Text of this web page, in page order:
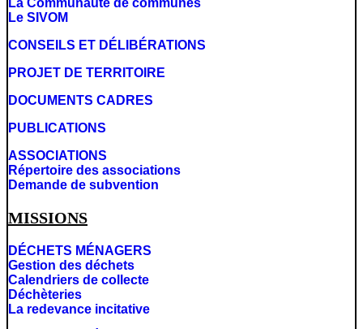
La Communauté de communes
Le SIVOM
CONSEILS ET DÉLIBÉRATIONS
PROJET DE TERRITOIRE
DOCUMENTS CADRES
PUBLICATIONS
ASSOCIATIONS
Répertoire des associations
Demande de subvention
MISSIONS
DÉCHETS MÉNAGERS
Gestion des déchets
Calendriers de collecte
Déchèteries
La redevance incitative